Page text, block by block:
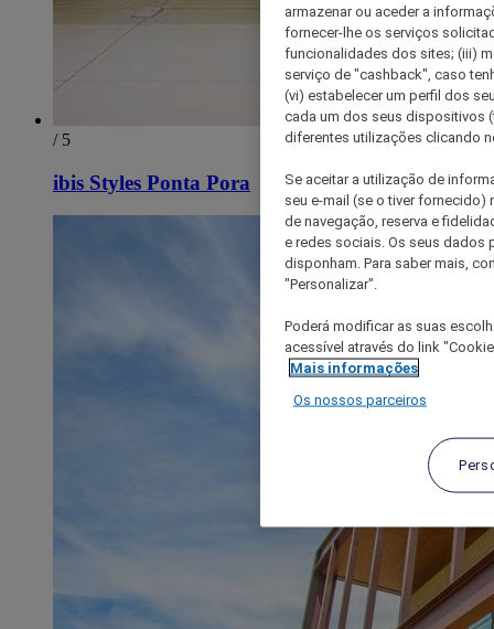
/ 5
ibis Styles Ponta Pora
armazenar ou aceder a
fornecer-lhe os serviços
funcionalidades dos sites; (iii)
serviço de "cashback", caso
(vi) estabelecer um perfil dos
cada um dos seus dispositivos
diferentes utilizações clicando
Se aceitar a utilização de
seu e-mail (se o tiver
de navegação, reserva e
e redes sociais. Os seus dados
disponham. Para saber mais,
"Personalizar".
Poderá modificar as suas
acessível através do link
Mais informações
Os nossos parceiros